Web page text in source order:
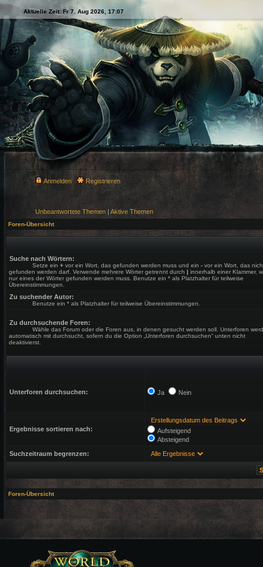
Aktuelle Zeit: Fr 7. Aug 2026, 17:07
Anmelden Registrieren
Unbeantwortete Themen | Aktive Themen
Foren-Übersicht
Suche nach Wörtern:
Setze ein + vor ein Wort, das gefunden werden muss und ein - vor ein Wort, das
gefunden werden darf. Verwende mehrere Wörter getrennt durch | innerhalb einer Klammer,
nur eines der Wörter gefunden werden muss. Benutze ein * als Platzhalter für teilweise
Übereinstimmungen.
Zu suchender Autor:
Benutze ein * als Platzhalter für teilweise Übereinstimmungen.
Zu durchsuchende Foren:
Wähle das Forum oder die Foren aus, in denen gesucht werden soll. Unterforen
automatisch mit durchsucht, sofern du die Option „Unterforen durchsuchen“ unten nicht
deaktivierst.
Unterforen durchsuchen: Ja Nein
Ergebnisse sortieren nach:
Aufsteigend
Absteigend
Suchzeitraum begrenzen:
Foren-Übersicht